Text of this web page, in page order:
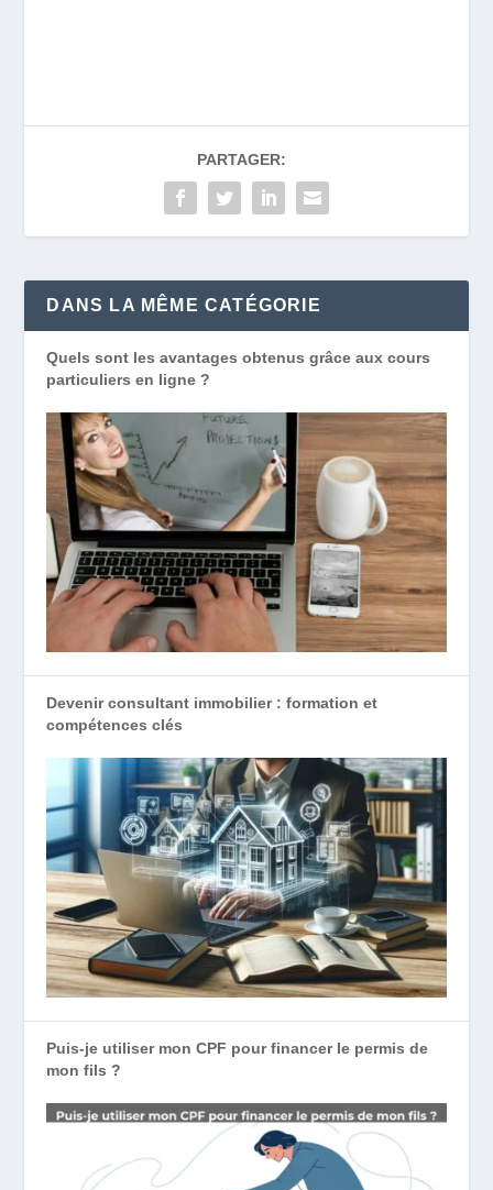
PARTAGER:
DANS LA MÊME CATÉGORIE
Quels sont les avantages obtenus grâce aux cours
particuliers en ligne ?
Devenir consultant immobilier : formation et
compétences clés
Puis-je utiliser mon CPF pour financer le permis de
mon fils ?